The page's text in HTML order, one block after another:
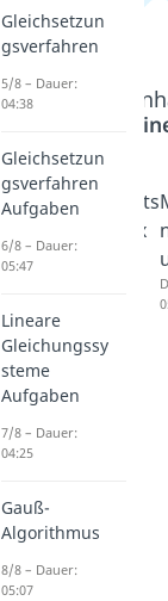
Beliebte
Was ist
Matrix?
Einheits
matrix
Gleichsetzun
gsverfahren
5/8 – Dauer:
04:38
Gleichsetzun
gsverfahren
Aufgaben
6/8 – Dauer:
05:47
Lineare
Gleichungssy
steme
Aufgaben
7/8 – Dauer:
04:25
Gauß-
Algorithmus
8/8 – Dauer:
05:07